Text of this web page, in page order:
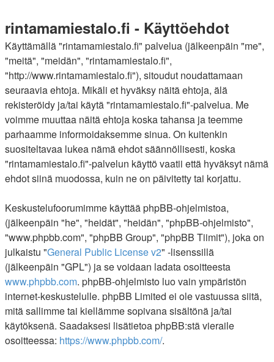
rintamamiestalo.fi - Käyttöehdot
Käyttämällä "rintamamiestalo.fi" palvelua (jälkeenpäin "me",
"meitä", "meidän", "rintamamiestalo.fi",
"http://www.rintamamiestalo.fi"), sitoudut noudattamaan
seuraavia ehtoja. Mikäli et hyväksy näitä ehtoja, älä
rekisteröidy ja/tai käytä "rintamamiestalo.fi"-palvelua. Me
voimme muuttaa näitä ehtoja koska tahansa ja teemme
parhaamme informoidaksemme sinua. On kuitenkin
suositeltavaa lukea nämä ehdot säännöllisesti, koska
"rintamamiestalo.fi"-palvelun käyttö vaatii että hyväksyt nämä
ehdot siinä muodossa, kuin ne on päivitetty tai korjattu.
Keskustelufoorumimme käyttää phpBB-ohjelmistoa,
(jälkeenpäin "he", "heidät", "heidän", "phpBB-ohjelmisto",
"www.phpbb.com", "phpBB Group", "phpBB Tiimit"), joka on
julkaistu "General Public License v2" -lisenssillä
(jälkeenpäin "GPL") ja se voidaan ladata osoitteesta
www.phpbb.com. phpBB-ohjelmisto luo vain ympäristön
internet-keskustelulle. phpBB Limited ei ole vastuussa siitä,
mitä sallimme tai kiellämme sopivana sisältönä ja/tai
käytöksenä. Saadaksesi lisätietoa phpBB:stä vieraile
osoitteessa: https://www.phpbb.com/.